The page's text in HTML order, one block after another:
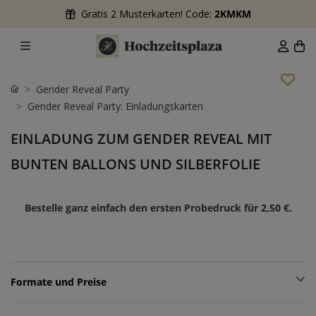
Gratis 2 Musterkarten! Code: 2KMKM
Gender Reveal Party
Gender Reveal Party: Einladungskarten
EINLADUNG ZUM GENDER REVEAL MIT
BUNTEN BALLONS UND SILBERFOLIE
Bestelle ganz einfach den ersten Probedruck für 2,50 €.
Formate und Preise